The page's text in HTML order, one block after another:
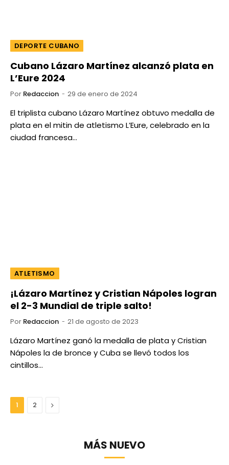
DEPORTE CUBANO
Cubano Lázaro Martínez alcanzó plata en
L’Eure 2024
Por Redaccion 29 de enero de 2024
El triplista cubano Lázaro Martínez obtuvo medalla de
plata en el mitin de atletismo L’Eure, celebrado en la
ciudad francesa…
ATLETISMO
¡Lázaro Martínez y Cristian Nápoles logran
el 2-3 Mundial de triple salto!
Por Redaccion 21 de agosto de 2023
Lázaro Martínez ganó la medalla de plata y Cristian
Nápoles la de bronce y Cuba se llevó todos los
cintillos…
1 2 Next
MÁS NUEVO